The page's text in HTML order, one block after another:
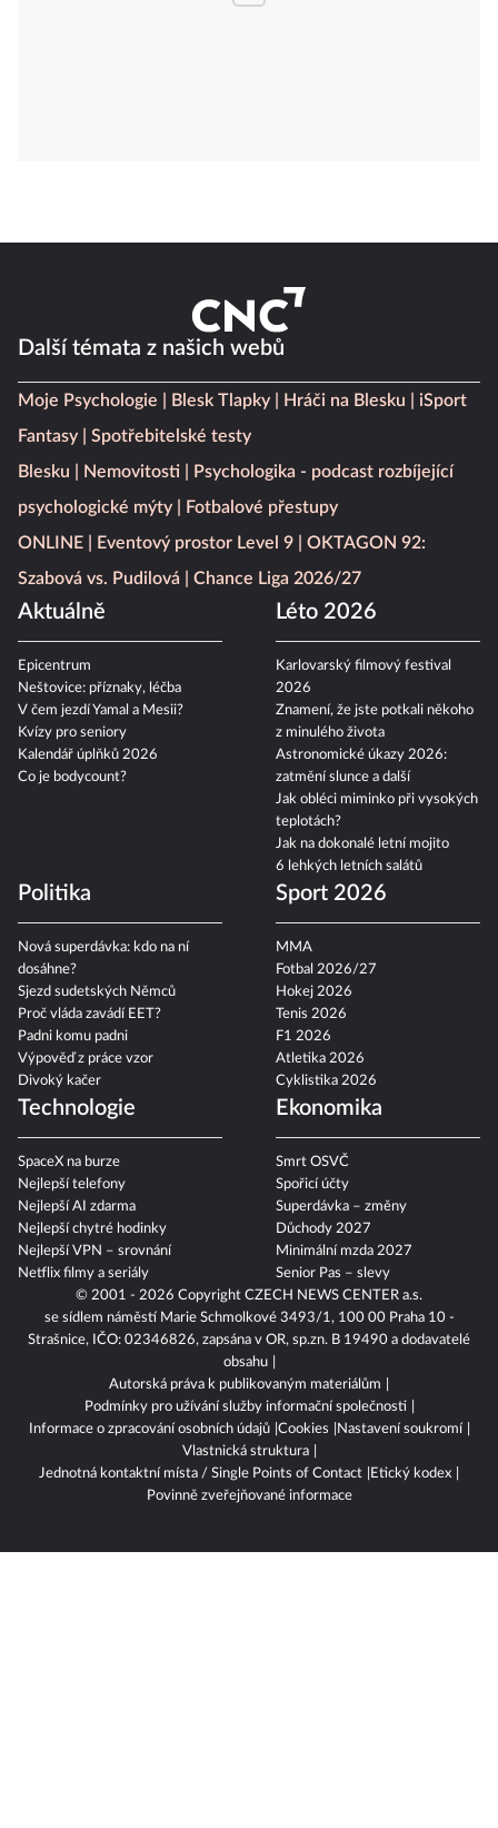
© 2001 - 2026 Copyright CZECH NEWS CENTER a.s.
se sídlem náměstí Marie Schmolkové 3493/1, 100 00 Praha 10 -
Strašnice, IČO: 02346826, zapsána v OR, sp.zn. B 19490 a dodavatelé
obsahu
Autorská práva k publikovaným materiálům
Podmínky pro užívání služby informační společnosti
Informace o zpracování osobních údajů Cookies
Nastavení soukromí
Vlastnická struktura
Jednotná kontaktní místa / Single Points of Contact
Etický kodex
Povinně zveřejňované informace
Další témata z našich webů
Moje Psychologie Blesk Tlapky Hráči na Blesku
iSport
Fantasy
Spotřebitelské testy
Blesku
Nemovitosti
Psychologika - podcast rozbíjející
psychologické mýty
Fotbalové přestupy
ONLINE
Eventový prostor Level 9
OKTAGON 92:
Szabová vs. Pudilová
Chance Liga 2026/27
Aktuálně
Epicentrum
Neštovice: příznaky, léčba
V čem jezdí Yamal a Mesii?
Kvízy pro seniory
Kalendář úplňků 2026
Co je bodycount?
Léto 2026
Karlovarský filmový festival
2026
Znamení, že jste potkali někoho
z minulého života
Astronomické úkazy 2026:
zatmění slunce a další
Jak obléci miminko při vysokých
teplotách?
Jak na dokonalé letní mojito
6 lehkých letních salátů
Politika
Nová superdávka: kdo na ní
dosáhne?
Sjezd sudetských Němců
Proč vláda zavádí EET?
Padni komu padni
Výpověď z práce vzor
Divoký kačer
Sport 2026
MMA
Fotbal 2026/27
Hokej 2026
Tenis 2026
F1 2026
Atletika 2026
Cyklistika 2026
Technologie
SpaceX na burze
Nejlepší telefony
Nejlepší AI zdarma
Nejlepší chytré hodinky
Nejlepší VPN – srovnání
Netflix filmy a seriály
Ekonomika
Smrt OSVČ
Spořicí účty
Superdávka – změny
Důchody 2027
Minimální mzda 2027
Senior Pas – slevy